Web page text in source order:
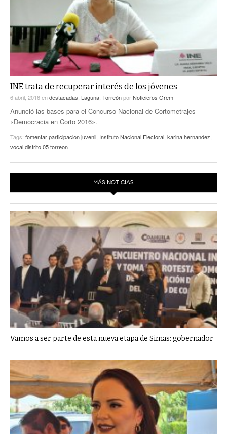
INE trata de recuperar interés de los jóvenes
6 abril, 2016endestacadas Laguna TorreónporNoticieros Grem
Anunció las bases para el Concurso Nacional de Cortometrajes
«Democracia en Corto 2016».
Tags: fomentar participacion juvenil Instituto Nacional Electoral karina hernandez
vocal distrito 05 torreon
MÁS NOTICIAS
Vamos a ser parte de esta nueva etapa de Simas: gobernador